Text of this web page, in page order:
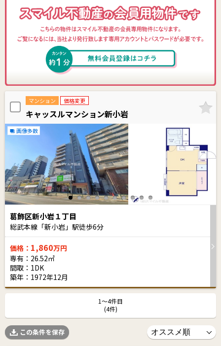
マンション 価格変更
キャッスルマンション新小岩
画像多数
葛飾区新小岩１丁目
総武本線「新小岩」駅徒歩6分
価格： 1,860万円
専有：26.52㎡
間取：1DK
築年：1972年12月
1〜4件目
(4件)
この条件を保存